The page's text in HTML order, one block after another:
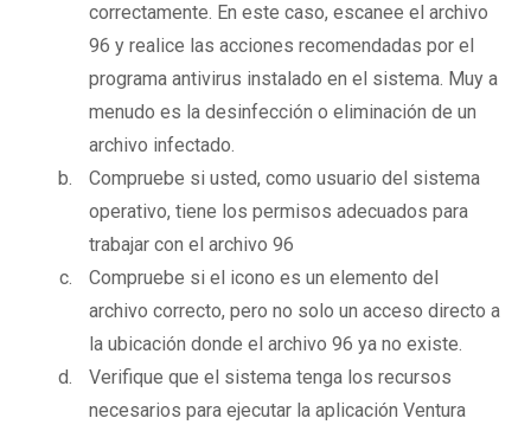
correctamente. En este caso, escanee el archivo
96 y realice las acciones recomendadas por el
programa antivirus instalado en el sistema. Muy a
menudo es la desinfección o eliminación de un
archivo infectado.
Compruebe si usted, como usuario del sistema
operativo, tiene los permisos adecuados para
trabajar con el archivo 96
Compruebe si el icono es un elemento del
archivo correcto, pero no solo un acceso directo a
la ubicación donde el archivo 96 ya no existe.
Verifique que el sistema tenga los recursos
necesarios para ejecutar la aplicación Ventura